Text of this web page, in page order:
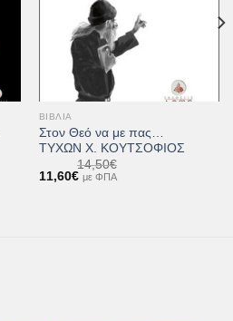
ΒΙΒΛΊΑ
Στον Θεό να με πας…
ΤΥΧΩΝ Χ. ΚΟΥΤΣΟΦΙΟΣ
14,50€
Original
11,60€Ημε ΦΠΑ